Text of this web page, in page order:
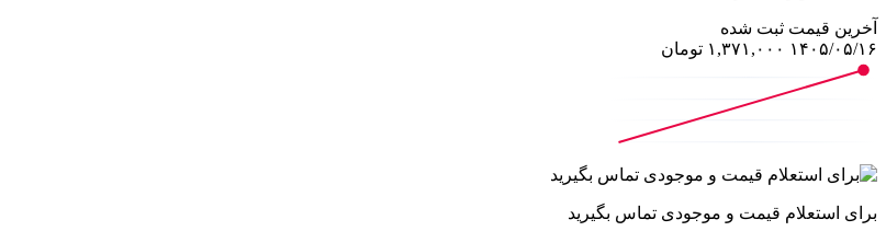
آخرین‌ قیمت ثبت‌ شده
۱۴۰۵/۰۵/۱۶ ۱,۳۷۱,۰۰۰ تومان
برای استعلام قیمت و موجودی تماس بگیرید